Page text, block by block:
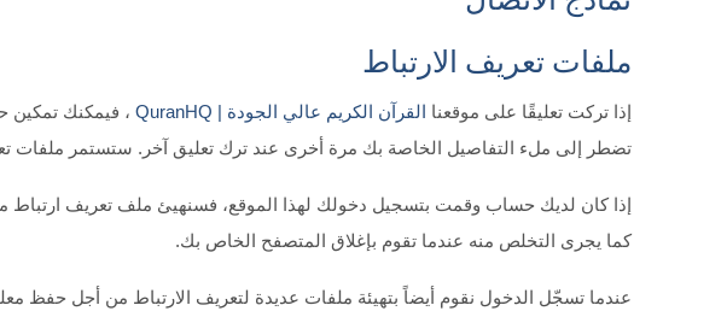
ملفات تعريف الارتباط
إذا تركت تعليقًا على موقعنا القرآن الكريم عالي الجودة | QuranHQ
، فيمكنك تمكين
تضطر إلى ملء التفاصيل الخاصة بك مرة أخرى عند ترك تعليق آخر. ستستمر ملفات
إذا كان لديك حساب وقمت بتسجيل دخولك لهذا الموقع، فسنهيئ ملف تعريف ارتباط
كما يجرى التخلص منه عندما تقوم بإغلاق المتصفح الخاص بك.
عندما تسجّل الدخول نقوم أيضاً بتهيئة ملفات عديدة لتعريف الارتباط من أجل حفظ